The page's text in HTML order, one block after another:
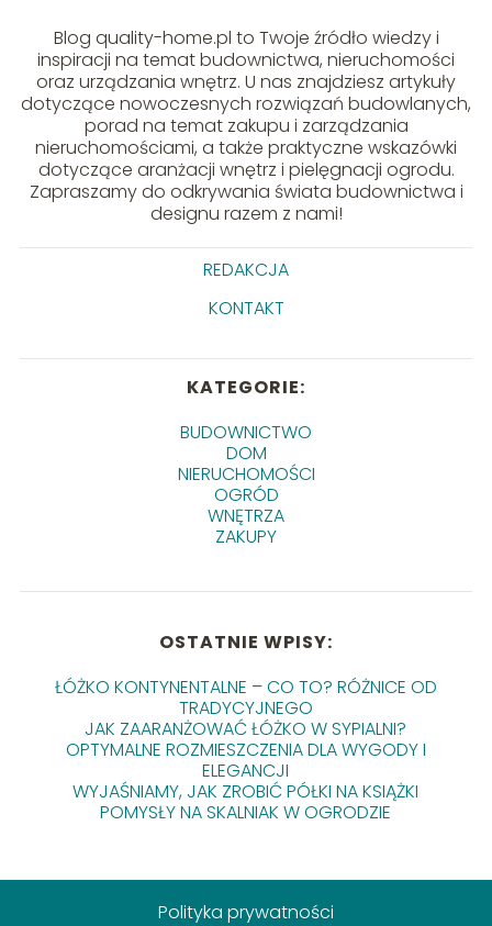
Blog quality-home.pl to Twoje źródło wiedzy i
inspiracji na temat budownictwa, nieruchomości
oraz urządzania wnętrz. U nas znajdziesz artykuły
dotyczące nowoczesnych rozwiązań budowlanych,
porad na temat zakupu i zarządzania
nieruchomościami, a także praktyczne wskazówki
dotyczące aranżacji wnętrz i pielęgnacji ogrodu.
Zapraszamy do odkrywania świata budownictwa i
designu razem z nami!
REDAKCJA
KONTAKT
KATEGORIE:
BUDOWNICTWO
DOM
NIERUCHOMOŚCI
OGRÓD
WNĘTRZA
ZAKUPY
OSTATNIE WPISY:
ŁÓŻKO KONTYNENTALNE – CO TO? RÓŻNICE OD
TRADYCYJNEGO
JAK ZAARANŻOWAĆ ŁÓŻKO W SYPIALNI?
OPTYMALNE ROZMIESZCZENIA DLA WYGODY I
ELEGANCJI
WYJAŚNIAMY, JAK ZROBIĆ PÓŁKI NA KSIĄŻKI
POMYSŁY NA SKALNIAK W OGRODZIE
Polityka prywatności